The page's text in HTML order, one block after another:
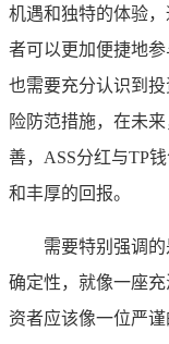
机遇和独特的体验
者可以更加便捷地
也需要充分认识到
险防范措施，在未
善，ASS分红与TP
和丰厚的回报。
需要特别强调
确定性，就像一座
资者应该像一位严